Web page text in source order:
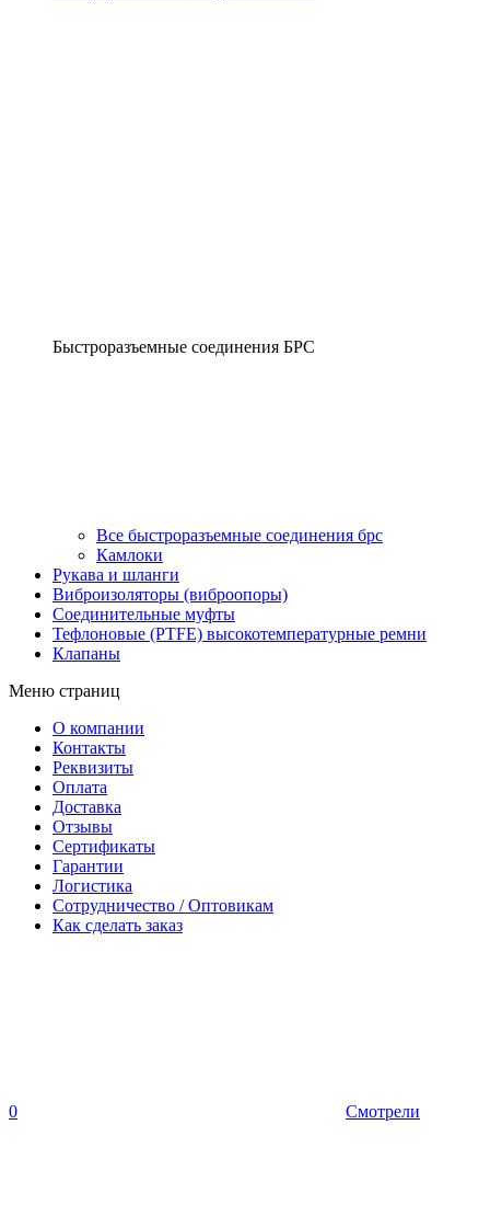
Быстроразъемные соединения БРС
Все быстроразъемные соединения брс
Камлоки
Рукава и шланги
Виброизоляторы (виброопоры)
Соединительные муфты
Тефлоновые (PTFE) высокотемпературные ремни
Клапаны
Меню страниц
О компании
Контакты
Реквизиты
Оплата
Доставка
Отзывы
Сертификаты
Гарантии
Логистика
Сотрудничество / Оптовикам
Как сделать заказ
0 Смотрели